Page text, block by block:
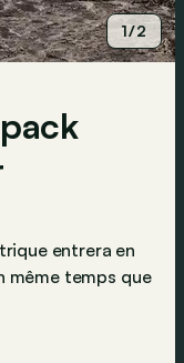
1/2
entrera en
même temps que